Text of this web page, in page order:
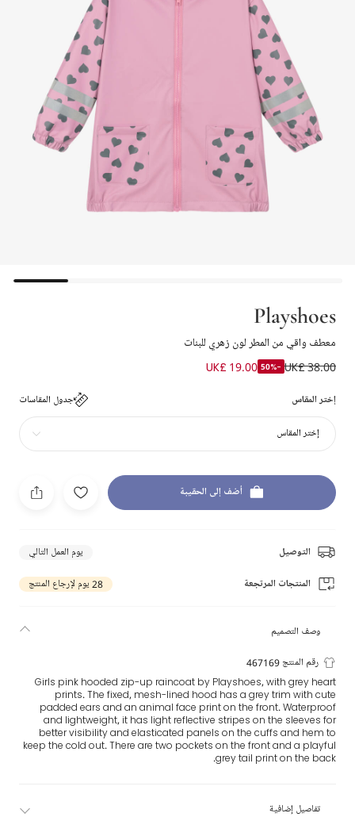
Playshoes
معطف واقي من المطر لون زهري للبنات
UK£ 38.00
-50%
UK£ 19.00
إختر المقاس جدول المقاسات
إختر المقاس
أضف إلى الحقيبة
التوصيل يوم العمل التالي
المنتجات المرتجعة 28 يوم لإرجاع المنتج
وصف التصميم
رقم المنتج 467169
Girls pink hooded zip-up raincoat by Playshoes, with grey heart
prints. The fixed, mesh-lined hood has a grey trim with cute
padded ears and an animal face print on the front. Waterproof
and lightweight, it has light reflective stripes on the sleeves for
better visibility and elasticated panels on the cuffs and hem to
keep the cold out. There are two pockets on the front and a playful
grey tail print on the back.
تفاصيل إضافية